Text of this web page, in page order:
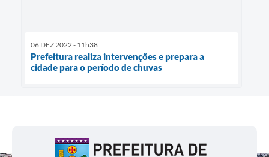
06 DEZ 2022 - 11h38
Prefeitura realiza intervenções e prepara a
cidade para o período de chuvas